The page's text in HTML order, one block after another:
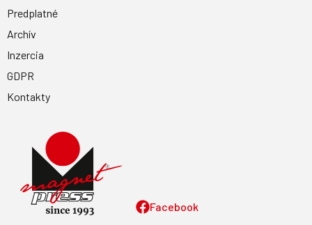
Facebook
Predplatné
Archív
Inzercia
GDPR
Kontakty